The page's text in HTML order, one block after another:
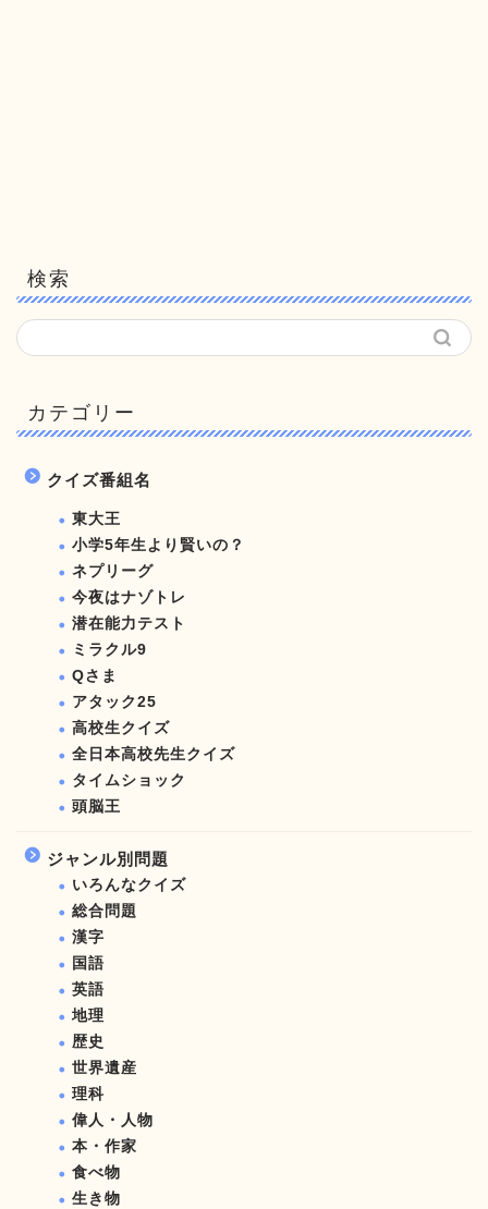
検索
カテゴリー
クイズ番組名
東大王
小学5年生より賢いの？
ネプリーグ
今夜はナゾトレ
潜在能力テスト
ミラクル9
Qさま
アタック25
高校生クイズ
全日本高校先生クイズ
タイムショック
頭脳王
ジャンル別問題
いろんなクイズ
総合問題
漢字
国語
英語
地理
歴史
世界遺産
理科
偉人・人物
本・作家
食べ物
生き物